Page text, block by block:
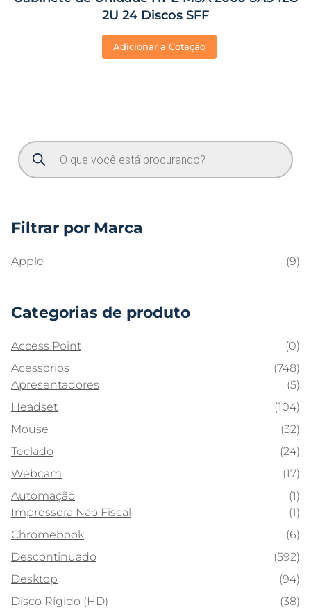
2U 24 Discos SFF
Adicionar a Cotação
Filtrar por Marca
Apple (9)
Categorias de produto
Access Point
(0)
Acessórios
(748)
Apresentadores
(5)
Headset
(104)
Mouse
(32)
Teclado
(24)
Webcam
(17)
Automação
(1)
Impressora Não Fiscal
(1)
Chromebook
(6)
Descontinuado
(592)
Desktop
(94)
Disco Rígido (HD)
(38)